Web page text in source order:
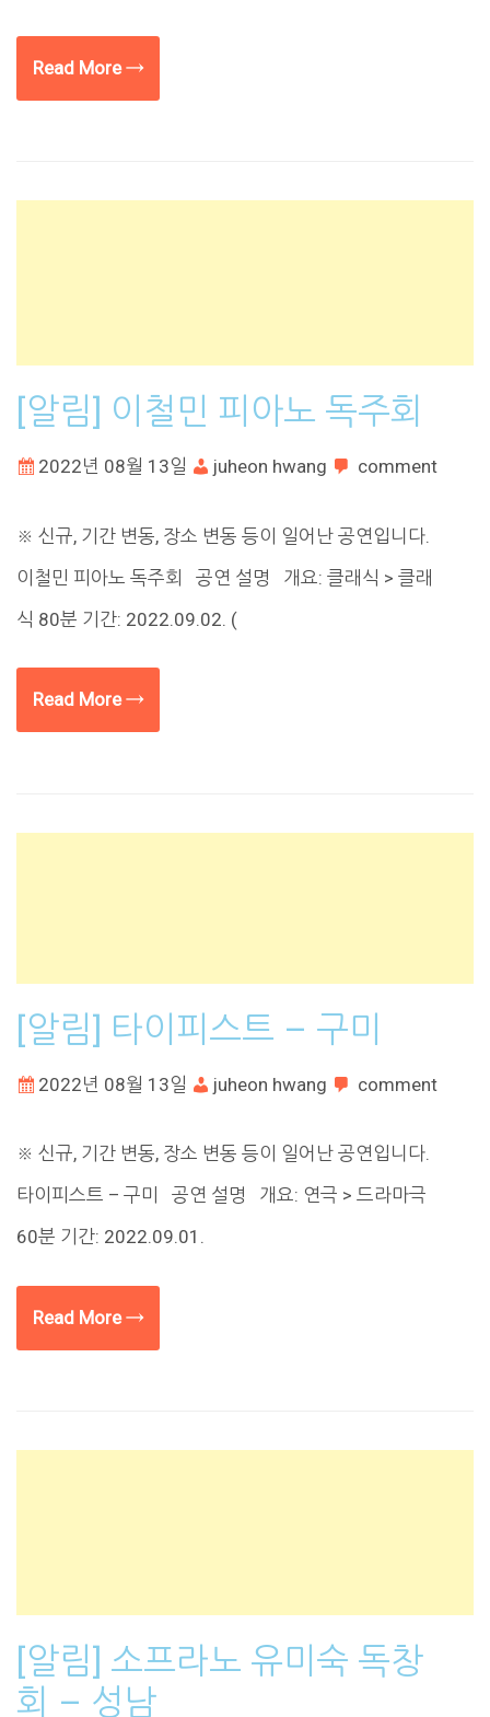
Read More →
[알림] 이철민 피아노 독주회
2022년 08월 13일 juheon hwang comment
※ 신규, 기간 변동, 장소 변동 등이 일어난 공연입니다.
이철민 피아노 독주회 공연 설명 개요: 클래식 > 클래
식 80분 기간: 2022.09.02. (
Read More →
[알림] 타이피스트 – 구미
2022년 08월 13일 juheon hwang comment
※ 신규, 기간 변동, 장소 변동 등이 일어난 공연입니다.
타이피스트 – 구미 공연 설명 개요: 연극 > 드라마극
60분 기간: 2022.09.01.
Read More →
[알림] 소프라노 유미숙 독창
회 – 성남